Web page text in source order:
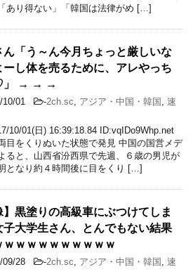
あり得ない」「韓国は法律がめ […]
ん「う～ん今月ちょっと厳しいな
し体を売るために、アレやっち
」 → → →
10/01 -2ch.sc アジア・中国・韓国 速
10/01(日) 16:39:18.84 ID:vqIDo9Whp.net
目をくりぬいた状態で発見 中国の国営メデ
ると、山西省汾西県で先週、６歳の男児が
となり約４時間後に目をくり […]
】黒塗りの高級車にぶつけてしま
子大学生さん、とんでもない結果
ｗｗｗｗｗｗｗｗｗｗ
09/28 -2ch.sc アジア・中国・韓国 速